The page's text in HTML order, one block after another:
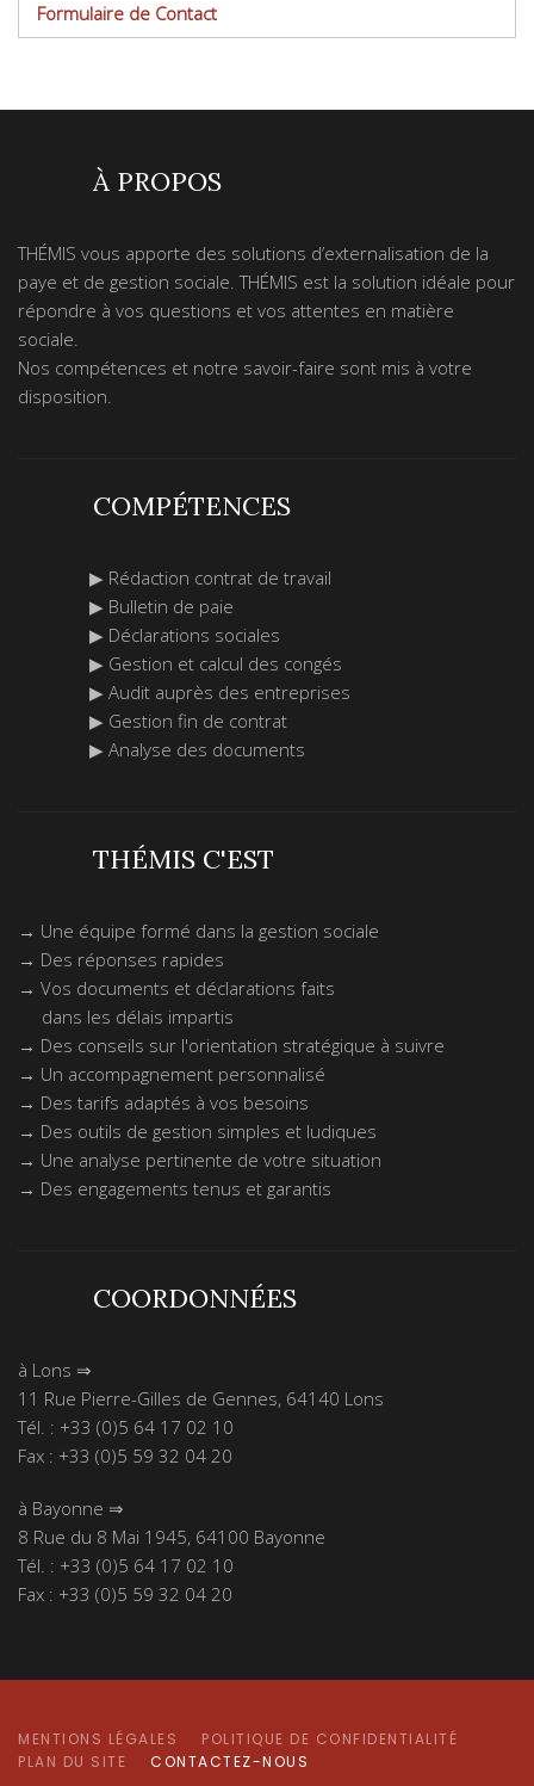
Formulaire de Contact
E-mail*
Sujet *
Message*
Captcha*
Champ important, veuillez
vérifier le numéro de téléphone.
Téléphone *
À PROPOS
THÉMIS vous apporte des solutions d’externalisation de la
paye et de gestion sociale. THÉMIS est la solution idéale pour
répondre à vos questions et vos attentes en matière
sociale.
Nos compétences et notre savoir-faire sont mis à votre
disposition.
COMPÉTENCES
▶ Rédaction contrat de travail
▶ Bulletin de paie
▶ Déclarations sociales
▶ Gestion et calcul des congés
▶ Audit auprès des entreprises
▶ Gestion fin de contrat
▶ Analyse des documents
THÉMIS C'EST
→ Une équipe formé dans la gestion sociale
→ Des réponses rapides
→ Vos documents et déclarations faits
dans les délais impartis
→ Des conseils sur l'orientation stratégique à suivre
→ Un accompagnement personnalisé
→ Des tarifs adaptés à vos besoins
→ Des outils de gestion simples et ludiques
→ Une analyse pertinente de votre situation
→ Des engagements tenus et garantis
COORDONNÉES
à Lons ⇒
11 Rue Pierre-Gilles de Gennes, 64140 Lons
Tél. : +33 (0)5 64 17 02 10
Fax : +33 (0)5 59 32 04 20
à Bayonne ⇒
8 Rue du 8 Mai 1945, 64100 Bayonne
Tél. : +33 (0)5 64 17 02 10
Fax : +33 (0)5 59 32 04 20
MENTIONS LÉGALES
POLITIQUE DE CONFIDENTIALITÉ
PLAN DU SITE
CONTACTEZ-NOUS